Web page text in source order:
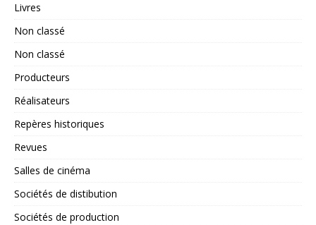
Livres
Non classé
Non classé
Producteurs
Réalisateurs
Repères historiques
Revues
Salles de cinéma
Sociétés de distibution
Sociétés de production